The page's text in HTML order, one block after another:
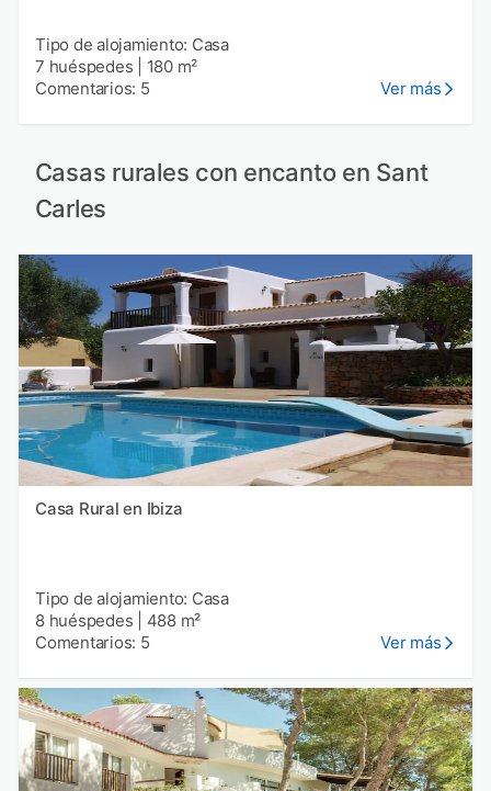
Tipo de alojamiento: Casa
7 huéspedes
180 m²
Comentarios: 5
Ver más
Casas rurales con encanto en Sant
Carles
Casa Rural en Ibiza
Tipo de alojamiento: Casa
8 huéspedes
488 m²
Comentarios: 5
Ver más